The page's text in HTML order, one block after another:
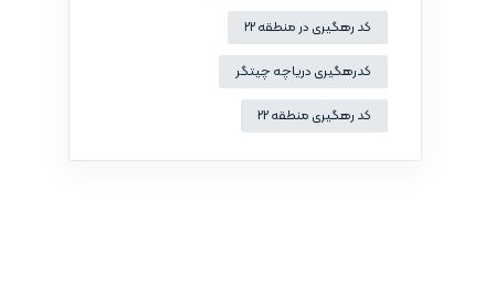
کد رهگیری در منطقه 22
کدرهگیری دریاچه چیتگر
کد رهگیری منطقه 22